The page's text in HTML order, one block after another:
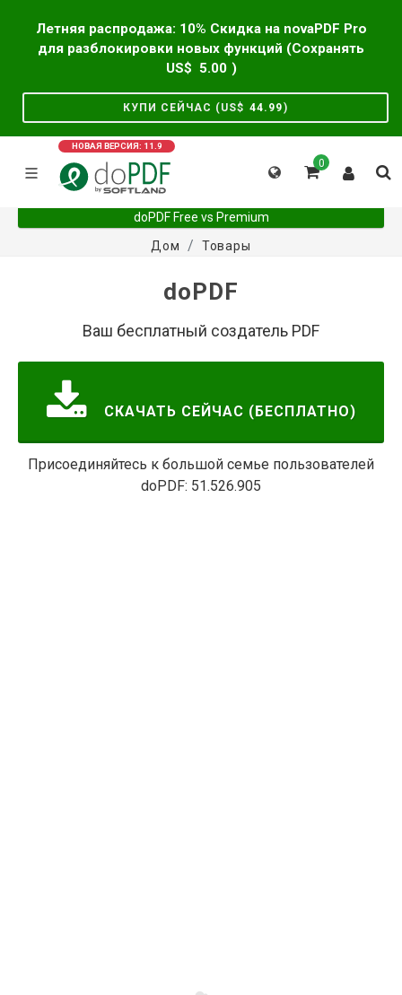
Летняя распродажа: 10% Скидка на novaPDF Pro
для разблокировки новых функций (Сохранять
US$ 5.00 )
КУПИ СЕЙЧАС (US$ 44.99)
НОВАЯ ВЕРСИЯ: 11.9
0
doPDF Free vs Premium
Дом
Товары
doPDF
Ваш бесплатный создатель PDF
СКАЧАТЬ СЕЙЧАС (БЕСПЛАТНО)
Присоединяйтесь к большой семье пользователей
doPDF: 51.526.905